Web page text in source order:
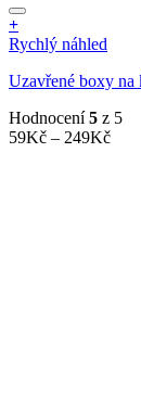
+
Tento
má
variant.
Možnosti
Rychlý náhled
Uzavřené boxy na
Hodnocení5 z 5
59Kč – 249Kč